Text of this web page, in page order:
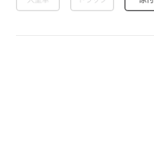
8月16日 (日)